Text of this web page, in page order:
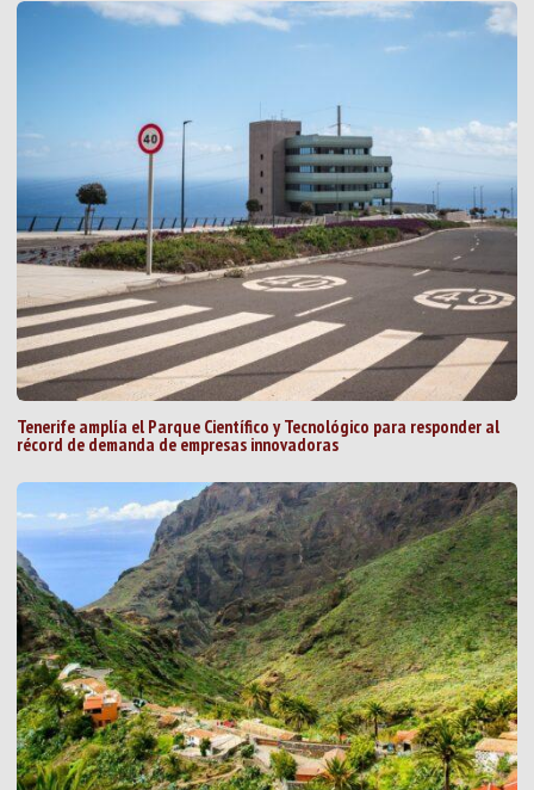
Tenerife amplía el Parque Científico y Tecnológico para responder al
récord de demanda de empresas innovadoras